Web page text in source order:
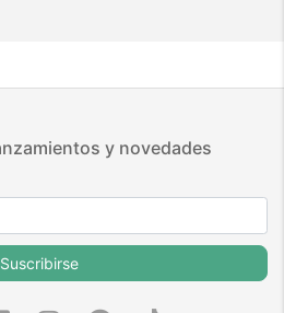
y novedades
Suscribirse